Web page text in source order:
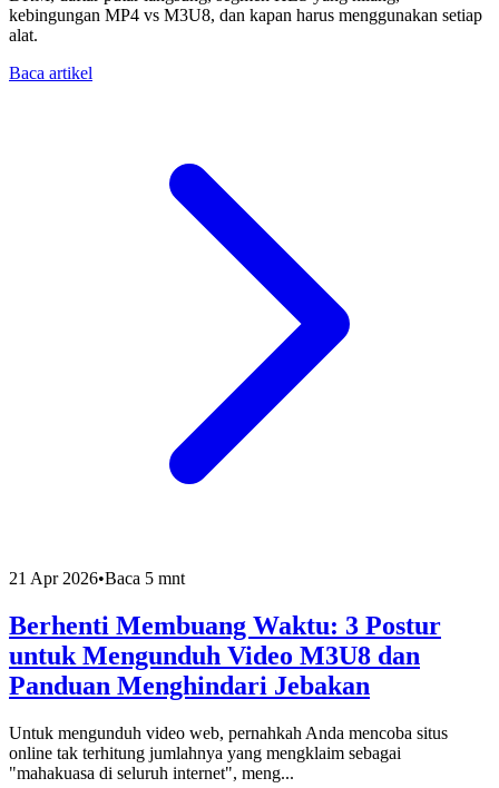
kebingungan MP4 vs M3U8, dan kapan harus menggunakan setiap
alat.
Baca artikel
21 Apr 2026•Baca 5 mnt
Berhenti Membuang Waktu: 3 Postur
untuk Mengunduh Video M3U8 dan
Panduan Menghindari Jebakan
Untuk mengunduh video web, pernahkah Anda mencoba situs
online tak terhitung jumlahnya yang mengklaim sebagai
"mahakuasa di seluruh internet", meng...